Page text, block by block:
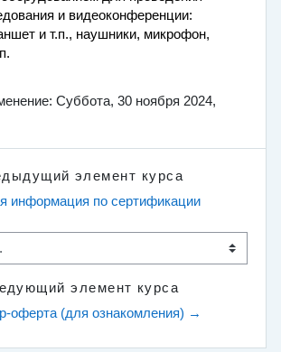
и видеоконференции:
и т.п., наушники, микрофон,
Суббота, 30 ноября 2024,
элемент курса
информация по сертификации
элемент курса
оферта (для ознакомления) →